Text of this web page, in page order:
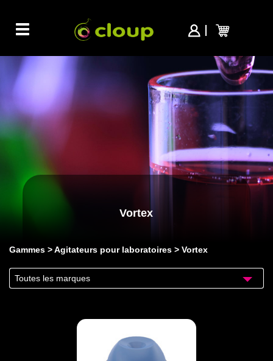
Toggle
navigation
Vortex
Gammes Agitateurs pour laboratoires Vortex
Toutes les marques